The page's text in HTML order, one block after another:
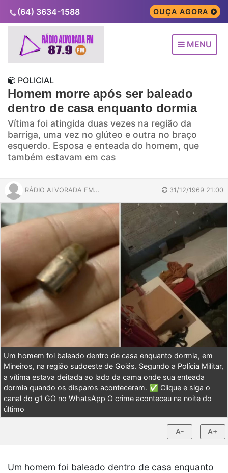
(64) 3634-1588 OUÇA AGORA
MENU
POLICIAL
Homem morre após ser baleado
dentro de casa enquanto dormia
Vítima foi atingida duas vezes na região da
barriga, uma vez no glúteo e outra no braço
esquerdo. Esposa e enteada do homem, que
também estavam em cas
RÁDIO ALVORADA FM... 31/12/1969 21:00
Um homem foi baleado dentro de casa enquanto dormia, em
Mineiros, na região sudoeste de Goiás. Segundo a Polícia Militar,
a vítima estava deitada ao lado da cama onde sua enteada
dormia quando os disparos aconteceram. ✅ Clique e siga o
canal do g1 GO no WhatsApp O crime aconteceu na noite do
último
A- A+
Um homem foi baleado dentro de casa enquanto